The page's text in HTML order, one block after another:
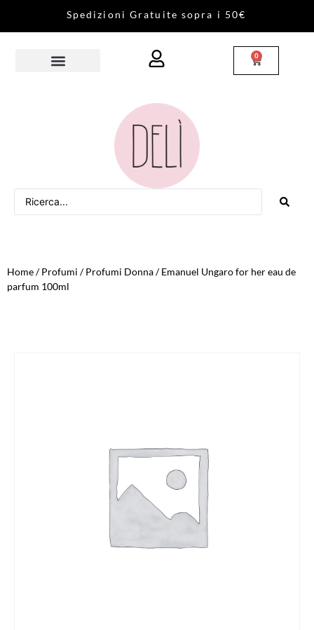
Sped izi on i Gratu ite sopra i 50€
0
Home/Profumi /Profumi Donna/ Emanuel Ungaro for her eau de
parfum 100ml